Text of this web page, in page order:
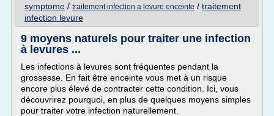
symptome / traitement infection a levure enceinte / traitement
infection levure
9 moyens naturels pour traiter une infection
à levures ...
Les infections à levures sont fréquentes pendant la
grossesse. En fait être enceinte vous met à un risque
encore plus élevé de contracter cette condition. Ici, vous
découvrirez pourquoi, en plus de quelques moyens simples
pour traiter votre infection naturellement.